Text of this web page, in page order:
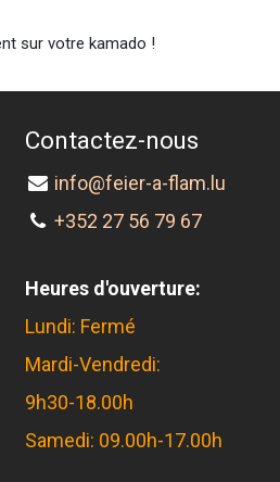
sur votre kamado !
Contactez-nous
info@feier-a-flam.lu
+352 27 56 79 67
Heures d'ouverture:
Lundi: Fermé
Mardi-Vendredi:
9h30-18.00h
Samedi: 09.00h-17.00h